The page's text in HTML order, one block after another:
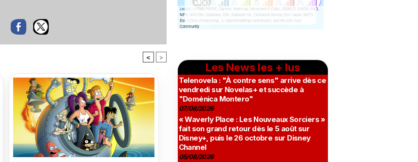
< >
Les News les + lus
Telenovela : "À contre sens" arrive dès ce
vendredi sur Novelas+ et succède à
"Doménica Montero"
07/08/2026
« Waverly Place : Les Nouveaux Sorciers »
fait son grand retour dès le 5 août sur
Disney+, puis le 26 octobre sur Disney
Channel
05/08/2026